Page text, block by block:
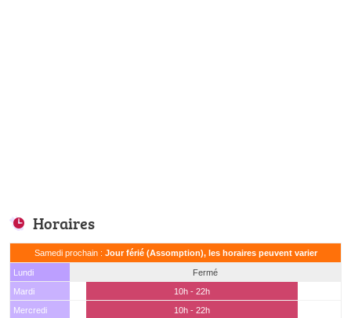
Horaires
Samedi prochain : Jour férié (Assomption), les horaires peuvent varier
Lundi
Fermé
Mardi
10h - 22h
Mercredi
10h - 22h